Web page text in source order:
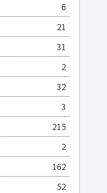
6
21
31
2
32
3
215
2
162
52